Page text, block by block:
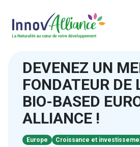
DEVENEZ UN
FONDATEUR DE
BIO-BASED
ALLIANCE !
Europe Croissance et